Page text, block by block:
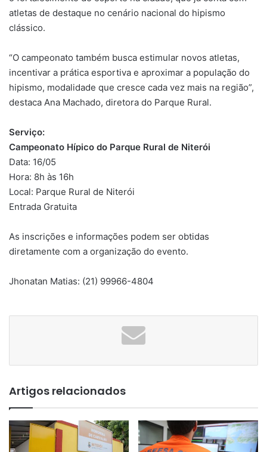
atletas de destaque no cenário nacional do hipismo
clássico.
“O campeonato também busca estimular novos atletas,
incentivar a prática esportiva e aproximar a população do
hipismo, modalidade que cresce cada vez mais na região”,
destaca Ana Machado, diretora do Parque Rural.
Serviço:
Campeonato Hípico do Parque Rural de Niterói
Data: 16/05
Hora: 8h às 16h
Local: Parque Rural de Niterói
Entrada Gratuita
As inscrições e informações podem ser obtidas
diretamente com a organização do evento.
Jhonatan Matias: (21) 99966-4804
Artigos relacionados